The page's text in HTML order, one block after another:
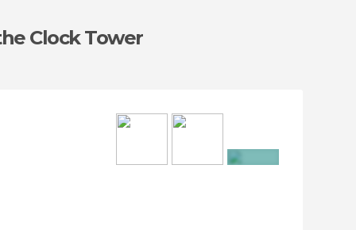
Clock Tower